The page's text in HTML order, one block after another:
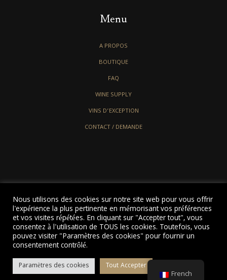
Menu
A PROPOS
BOUTIQUE
FAQ
WINE SUPPLY
VINS D’EXCEPTION
CONTACT / DEMANDE
© 2022 LJCONSULTING ALL RIGHTS RESERVED
Nous utilisons des cookies sur notre site web pour vous offrir
l'expérience la plus pertinente en mémorisant vos préférences
et vos visites répétées. En cliquant sur "Accepter tout", vous
consentez à l'utilisation de TOUS les cookies. Toutefois, vous
pouvez visiter "Paramètres des cookies" pour fournir un
consentement contrôlé.
Paramètres des cookies Tout Accepter
French